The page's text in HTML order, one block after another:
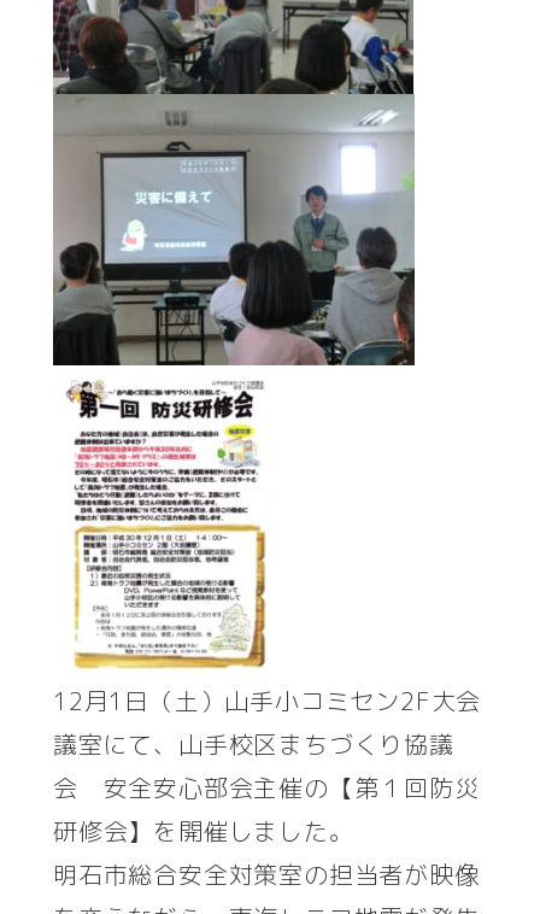
12月1日（土）山手小コミセン2F大会
議室にて、山手校区まちづくり協議
会 安全安心部会主催の【第１回防災
研修会】を開催しました。
明石市総合安全対策室の担当者が映像